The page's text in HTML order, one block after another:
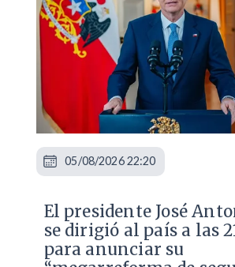
El presidente José
se dirigió al país a las
para anunciar su
05/08/2026 22:20